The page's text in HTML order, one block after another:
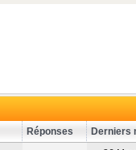
Réponses Derniers